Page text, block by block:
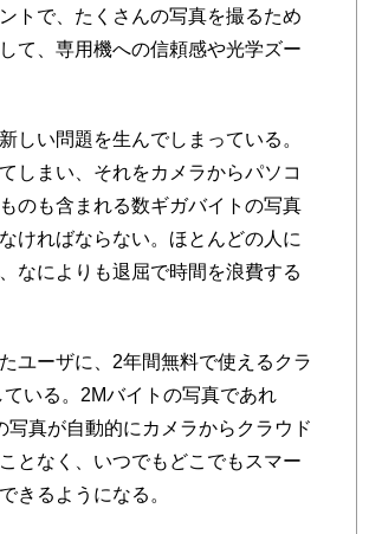
トで、たくさんの写真を撮るため
て、専用機への信頼感や光学ズー
い問題を生んでしまっている。
しまい、それをカメラからパソコ
のも含まれる数ギガバイトの写真
ければならない。ほとんどの人に
なによりも退屈で時間を浪費する
ユーザに、2年間無料で使えるクラ
いる。2Mバイトの写真であれ
真が自動的にカメラからクラウド
となく、いつでもどこでもスマー
きるようになる。